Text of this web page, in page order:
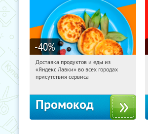
-40%
21:29:07 Получили:
Россия
Доставка продуктов и еды из
«Яндекс Лавки» во всех городах
присутствия сервиса
Промокод